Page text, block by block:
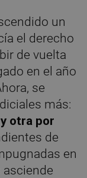
un
el derecho
de vuelta
en el año
se
más:
otra por
de
en
asciende